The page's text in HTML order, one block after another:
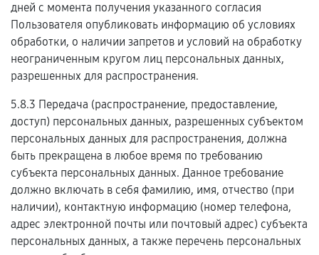
дней с момента получения указанного согласия
Пользователя опубликовать информацию об условиях
обработки, о наличии запретов и условий на обработку
неограниченным кругом лиц персональных данных,
разрешенных для распространения.
5.8.3 Передача (распространение, предоставление,
доступ) персональных данных, разрешенных субъектом
персональных данных для распространения, должна
быть прекращена в любое время по требованию
субъекта персональных данных. Данное требование
должно включать в себя фамилию, имя, отчество (при
наличии), контактную информацию (номер телефона,
адрес электронной почты или почтовый адрес) субъекта
персональных данных, а также перечень персональных